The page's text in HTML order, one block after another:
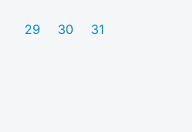
29 30 31